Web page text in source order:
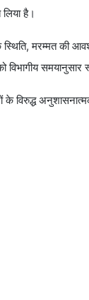
है।
स्थिति, मरम्मत
को विभागीय
विरुद्ध